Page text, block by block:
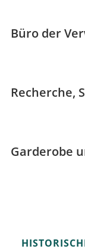
Büro der
Recherche,
Garderobe